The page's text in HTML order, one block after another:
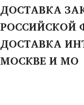
ДОСТАВКА
РОССИЙСКОЙ
ДОСТАВКА
МОСКВЕ И МО